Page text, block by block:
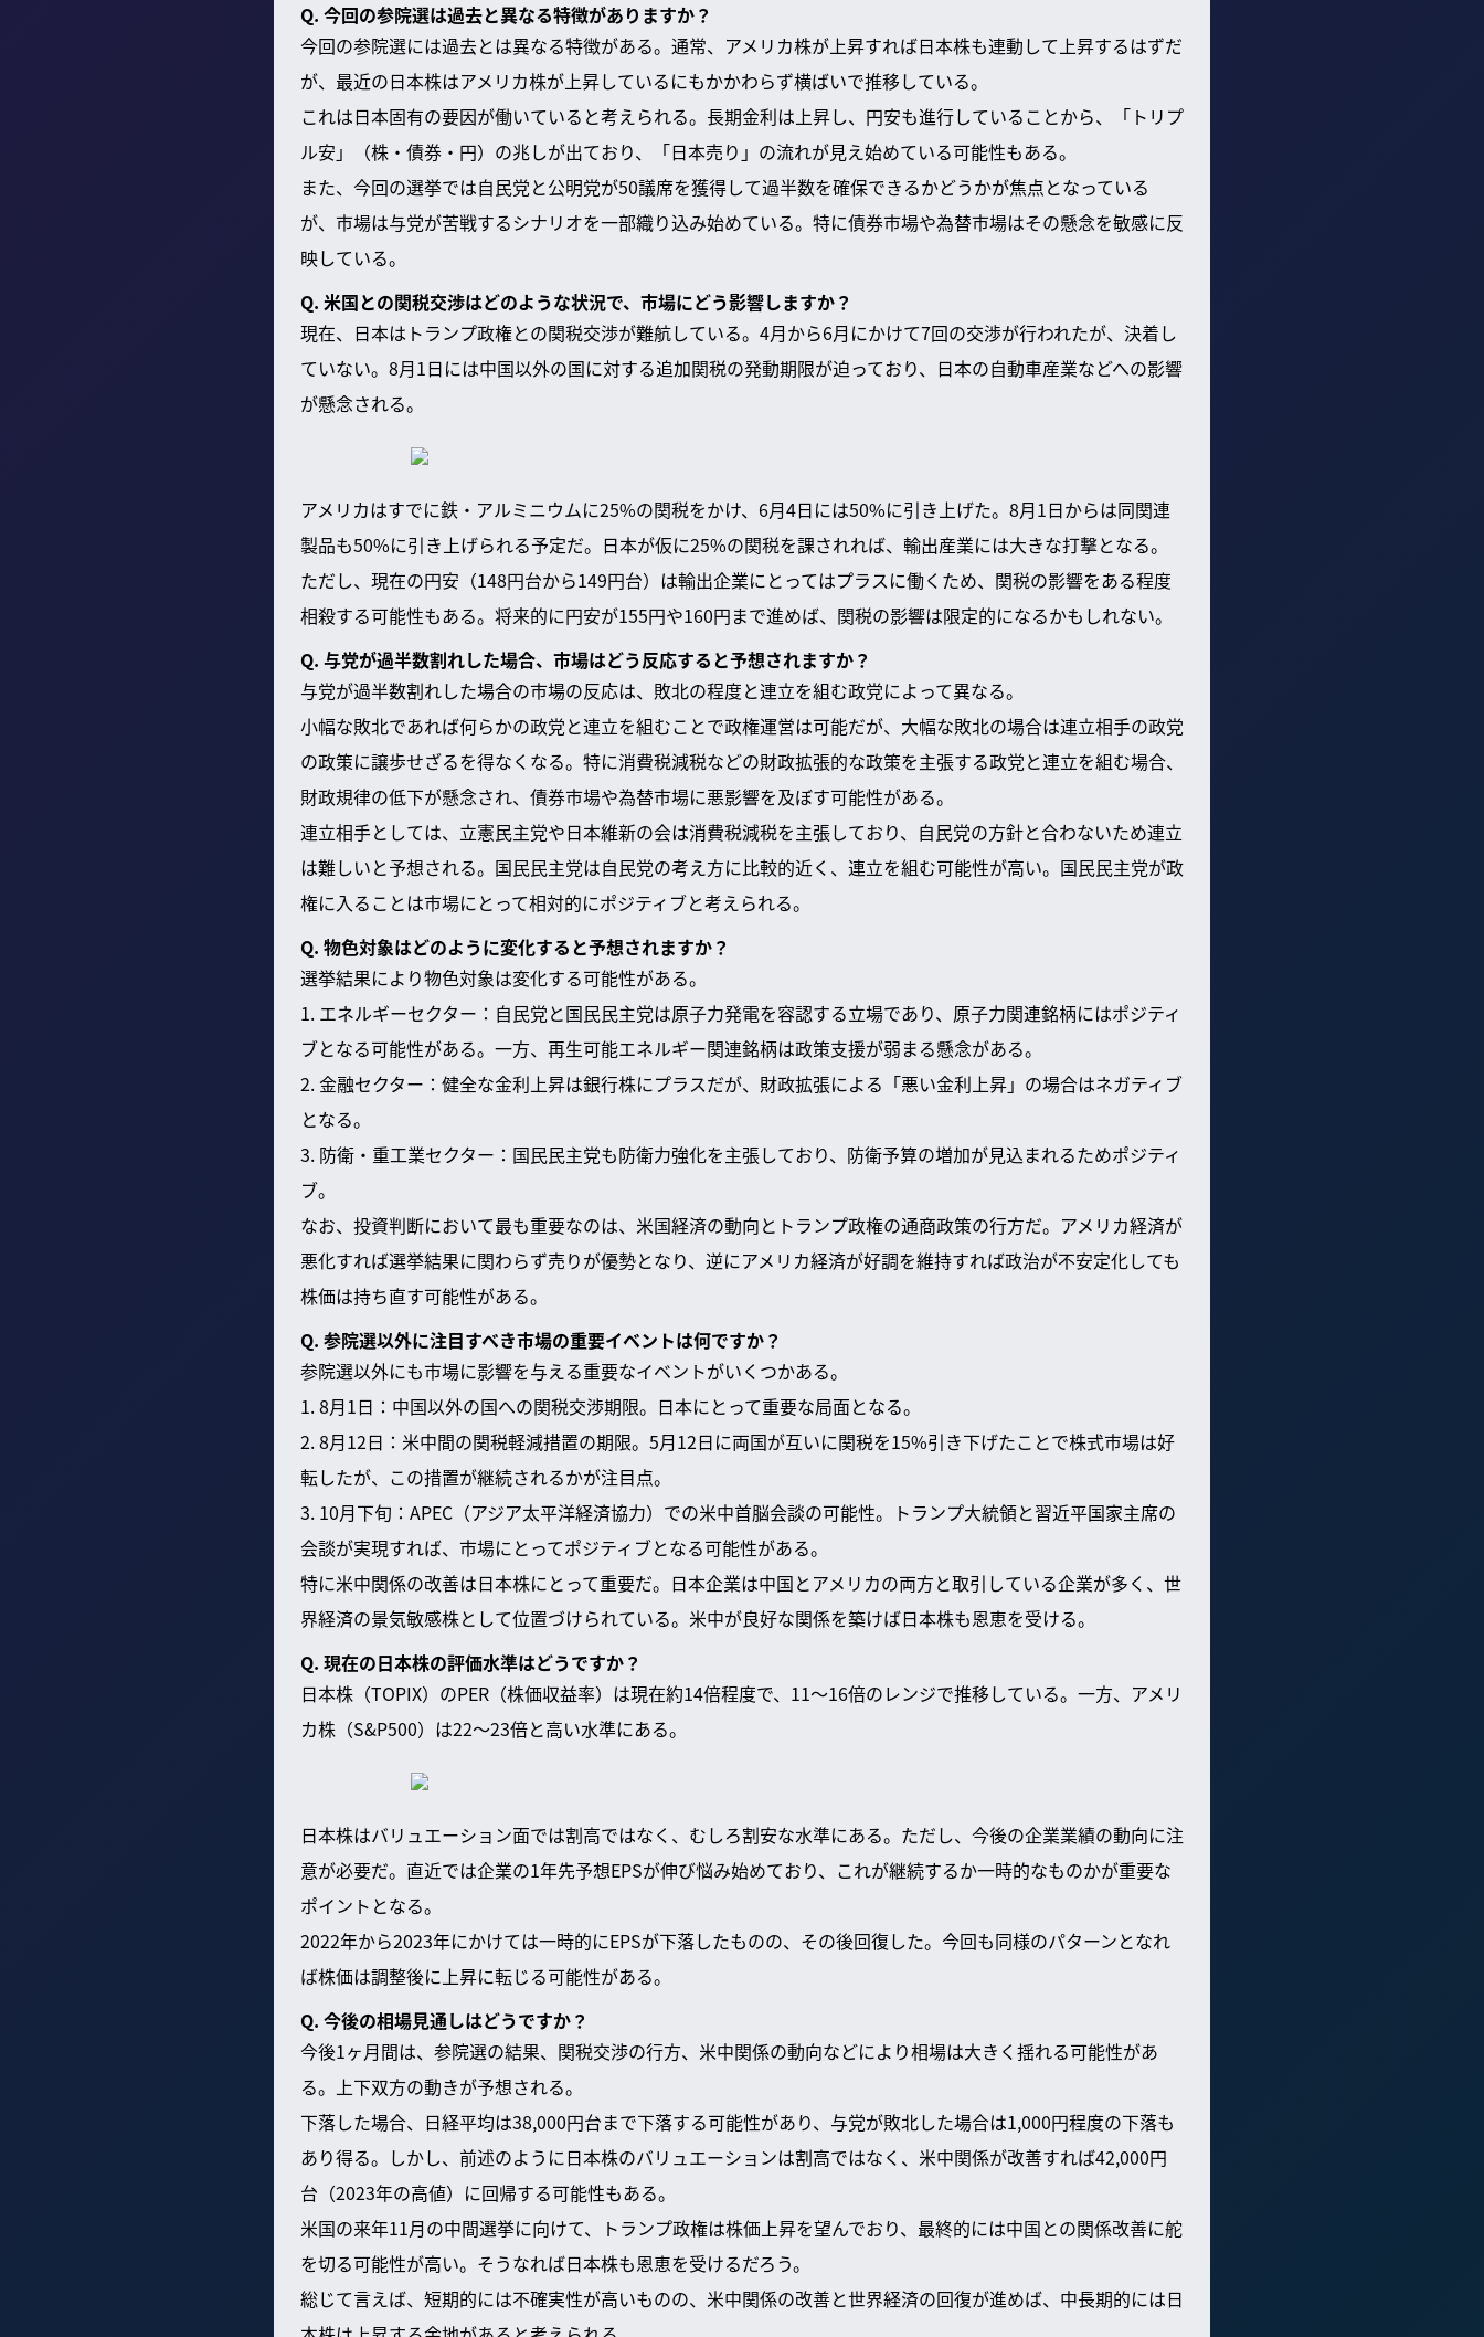
Q. 今回の参院選は過去と異なる特徴がありますか？
今回の参院選には過去とは異なる特徴がある。通常、アメリカ株が上昇すれば日本株も連動して上昇するはずだ
が、最近の日本株はアメリカ株が上昇しているにもかかわらず横ばいで推移している。
これは日本固有の要因が働いていると考えられる。長期金利は上昇し、円安も進行していることから、「トリプ
ル安」（株・債券・円）の兆しが出ており、「日本売り」の流れが見え始めている可能性もある。
また、今回の選挙では自民党と公明党が50議席を獲得して過半数を確保できるかどうかが焦点となっている
が、市場は与党が苦戦するシナリオを一部織り込み始めている。特に債券市場や為替市場はその懸念を敏感に反
映している。
Q. 米国との関税交渉はどのような状況で、市場にどう影響しますか？
現在、日本はトランプ政権との関税交渉が難航している。4月から6月にかけて7回の交渉が行われたが、決着し
ていない。8月1日には中国以外の国に対する追加関税の発動期限が迫っており、日本の自動車産業などへの影響
が懸念される。
アメリカはすでに鉄・アルミニウムに25%の関税をかけ、6月4日には50%に引き上げた。8月1日からは同関連
製品も50%に引き上げられる予定だ。日本が仮に25%の関税を課されれば、輸出産業には大きな打撃となる。
ただし、現在の円安（148円台から149円台）は輸出企業にとってはプラスに働くため、関税の影響をある程度
相殺する可能性もある。将来的に円安が155円や160円まで進めば、関税の影響は限定的になるかもしれない。
Q. 与党が過半数割れした場合、市場はどう反応すると予想されますか？
与党が過半数割れした場合の市場の反応は、敗北の程度と連立を組む政党によって異なる。
小幅な敗北であれば何らかの政党と連立を組むことで政権運営は可能だが、大幅な敗北の場合は連立相手の政党
の政策に譲歩せざるを得なくなる。特に消費税減税などの財政拡張的な政策を主張する政党と連立を組む場合、
財政規律の低下が懸念され、債券市場や為替市場に悪影響を及ぼす可能性がある。
連立相手としては、立憲民主党や日本維新の会は消費税減税を主張しており、自民党の方針と合わないため連立
は難しいと予想される。国民民主党は自民党の考え方に比較的近く、連立を組む可能性が高い。国民民主党が政
権に入ることは市場にとって相対的にポジティブと考えられる。
Q. 物色対象はどのように変化すると予想されますか？
選挙結果により物色対象は変化する可能性がある。
1. エネルギーセクター：自民党と国民民主党は原子力発電を容認する立場であり、原子力関連銘柄にはポジティ
ブとなる可能性がある。一方、再生可能エネルギー関連銘柄は政策支援が弱まる懸念がある。
2. 金融セクター：健全な金利上昇は銀行株にプラスだが、財政拡張による「悪い金利上昇」の場合はネガティブ
となる。
3. 防衛・重工業セクター：国民民主党も防衛力強化を主張しており、防衛予算の増加が見込まれるためポジティ
ブ。
なお、投資判断において最も重要なのは、米国経済の動向とトランプ政権の通商政策の行方だ。アメリカ経済が
悪化すれば選挙結果に関わらず売りが優勢となり、逆にアメリカ経済が好調を維持すれば政治が不安定化しても
株価は持ち直す可能性がある。
Q. 参院選以外に注目すべき市場の重要イベントは何ですか？
参院選以外にも市場に影響を与える重要なイベントがいくつかある。
1. 8月1日：中国以外の国への関税交渉期限。日本にとって重要な局面となる。
2. 8月12日：米中間の関税軽減措置の期限。5月12日に両国が互いに関税を15%引き下げたことで株式市場は好
転したが、この措置が継続されるかが注目点。
3. 10月下旬：APEC（アジア太平洋経済協力）での米中首脳会談の可能性。トランプ大統領と習近平国家主席の
会談が実現すれば、市場にとってポジティブとなる可能性がある。
特に米中関係の改善は日本株にとって重要だ。日本企業は中国とアメリカの両方と取引している企業が多く、世
界経済の景気敏感株として位置づけられている。米中が良好な関係を築けば日本株も恩恵を受ける。
Q. 現在の日本株の評価水準はどうですか？
日本株（TOPIX）のPER（株価収益率）は現在約14倍程度で、11〜16倍のレンジで推移している。一方、アメリ
カ株（S&P500）は22〜23倍と高い水準にある。
日本株はバリュエーション面では割高ではなく、むしろ割安な水準にある。ただし、今後の企業業績の動向に注
意が必要だ。直近では企業の1年先予想EPSが伸び悩み始めており、これが継続するか一時的なものかが重要な
ポイントとなる。
2022年から2023年にかけては一時的にEPSが下落したものの、その後回復した。今回も同様のパターンとなれ
ば株価は調整後に上昇に転じる可能性がある。
Q. 今後の相場見通しはどうですか？
今後1ヶ月間は、参院選の結果、関税交渉の行方、米中関係の動向などにより相場は大きく揺れる可能性があ
る。上下双方の動きが予想される。
下落した場合、日経平均は38,000円台まで下落する可能性があり、与党が敗北した場合は1,000円程度の下落も
あり得る。しかし、前述のように日本株のバリュエーションは割高ではなく、米中関係が改善すれば42,000円
台（2023年の高値）に回帰する可能性もある。
米国の来年11月の中間選挙に向けて、トランプ政権は株価上昇を望んでおり、最終的には中国との関係改善に舵
を切る可能性が高い。そうなれば日本株も恩恵を受けるだろう。
総じて言えば、短期的には不確実性が高いものの、米中関係の改善と世界経済の回復が進めば、中長期的には日